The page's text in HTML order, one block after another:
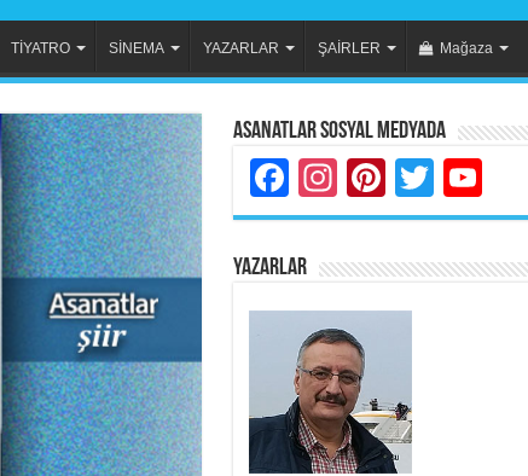
TİYATRO SİNEMA YAZARLAR ŞAİRLER Mağaza
Asanatlar Sosyal Medyada
Facebook
Instagram
Pinterest
Twitter
YAZARLAR